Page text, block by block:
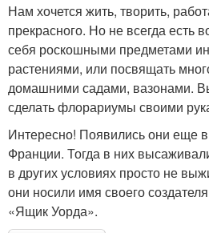
Нам хочется жить, творить,
прекрасного. Но не всегда есть
себя роскошными предметами
растениями, или посвящать
домашними садами, вазонами.
сделать флорариумы своими
Интересно! Появились они еще
Франции. Тогда в них
в других условиях просто не
они носили имя своего
«Ящик Уорда».